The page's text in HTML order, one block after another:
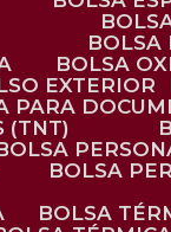
BOLSA
EXTERIOR
PARA
(TNT)
BOLSA
BOLSA
BOLSA